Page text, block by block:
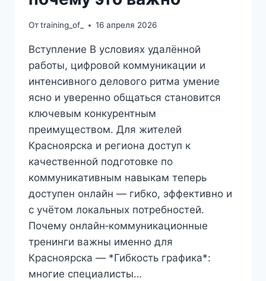
Отtraining_of_ 16 апреля 2026
Вступление В условиях удалённой
работы, цифровой коммуникации и
интенсивного делового ритма умение
ясно и уверенно общаться становится
ключевым конкурентным
преимуществом. Для жителей
Красноярска и региона доступ к
качественной подготовке по
коммуникативным навыкам теперь
доступен онлайн — гибко, эффективно и
с учётом локальных потребностей.
Почему онлайн‑коммуникационные
тренинги важны именно для
Красноярска — *Гибкость графика*:
многие специалисты…